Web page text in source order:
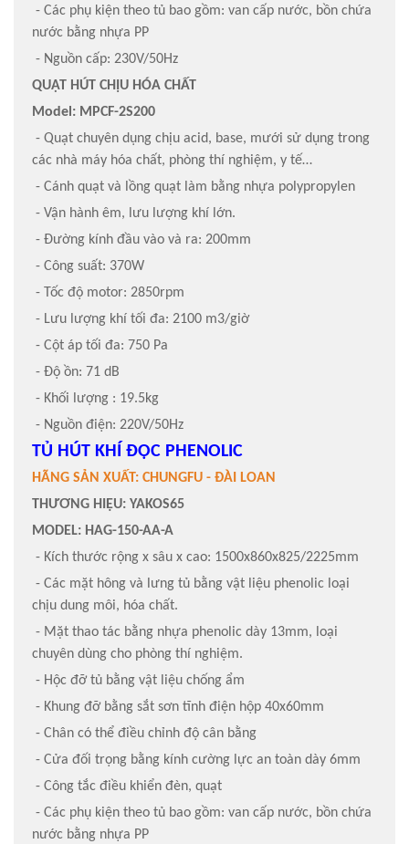
- Các phụ kiện theo tủ bao gồm: van cấp nước, bồn chứa
nước bằng nhựa PP
- Nguồn cấp: 230V/50Hz
QUẠT HÚT CHỊU HÓA CHẤT
Model: MPCF-2S200
- Quạt chuyên dụng chịu acid, base, mưới sử dụng trong
các nhà máy hóa chất, phòng thí nghiệm, y tế…
- Cánh quạt và lồng quạt làm bằng nhựa polypropylen
- Vận hành êm, lưu lượng khí lớn.
- Đường kính đầu vào và ra: 200mm
- Công suất: 370W
- Tốc độ motor: 2850rpm
- Lưu lượng khí tối đa: 2100 m3/giờ
- Cột áp tối đa: 750 Pa
- Độ ồn: 71 dB
- Khối lượng : 19.5kg
- Nguồn điện: 220V/50Hz
TỦ HÚT KHÍ ĐỘC PHENOLIC
HÃNG SẢN XUẤT: CHUNGFU - ĐÀI LOAN
THƯƠNG HIỆU: YAKOS65
MODEL: HAG-150-AA-A
- Kích thước rộng x sâu x cao: 1500x860x825/2225mm
- Các mặt hông và lưng tủ bằng vật liệu phenolic loại
chịu dung môi, hóa chất.
- Mặt thao tác bằng nhựa phenolic dày 13mm, loại
chuyên dùng cho phòng thí nghiệm.
- Hộc đỡ tủ bằng vật liệu chống ẩm
- Khung đỡ bằng sắt sơn tĩnh điện hộp 40x60mm
- Chân có thể điều chỉnh độ cân bằng
- Cửa đối trọng bằng kính cường lực an toàn dày 6mm
- Công tắc điều khiển đèn, quạt
- Các phụ kiện theo tủ bao gồm: van cấp nước, bồn chứa
nước bằng nhựa PP